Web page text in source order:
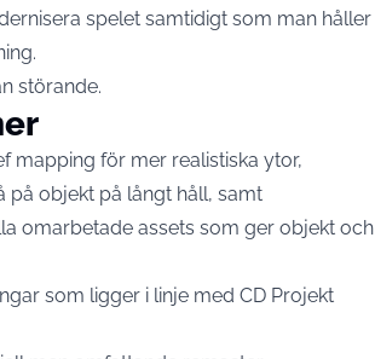
spelet samtidigt som man håller
störande.
mapping för mer realistiska ytor,
på objekt på långt håll, samt
omarbetade assets som ger objekt och
som ligger i linje med CD Projekt